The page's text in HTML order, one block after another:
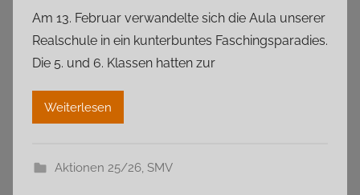
Am 13. Februar verwandelte sich die Aula unserer
Realschule in ein kunterbuntes Faschingsparadies.
Die 5. und 6. Klassen hatten zur
Weiterlesen
Aktionen 25/26, SMV